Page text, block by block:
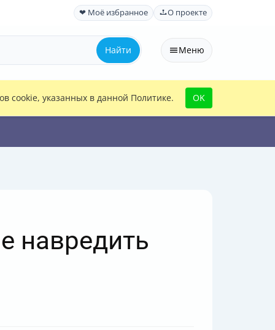
❤ Моё избранное О проекте
Найти Меню
cookie, указанных в данной Политике. OK
навредить